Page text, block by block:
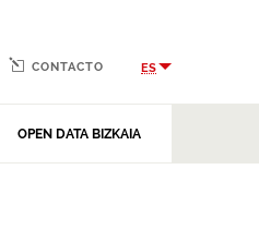
OPEN DATA BIZKAIA
CONTACTO ES